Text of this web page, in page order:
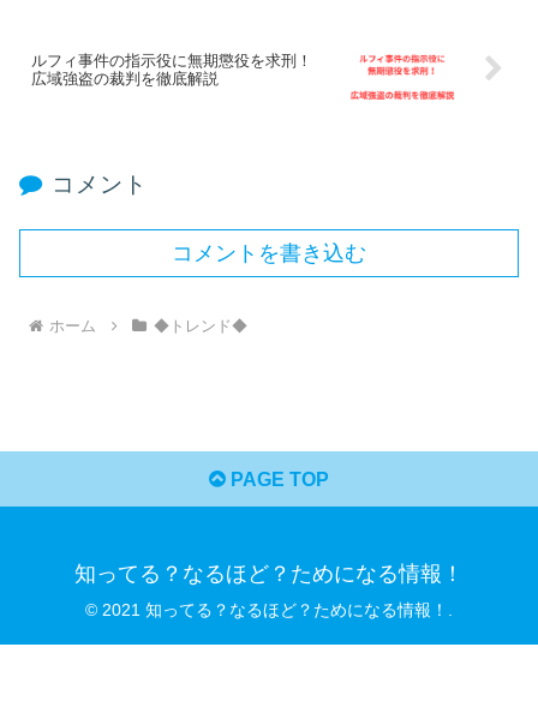
ルフィ事件の指示役に無期懲役を求刑！
広域強盗の裁判を徹底解説
コメント
コメントを書き込む
ホーム ◆トレンド◆
PAGE TOP
知ってる？なるほど？ためになる情報！
© 2021 知ってる？なるほど？ためになる情報！.